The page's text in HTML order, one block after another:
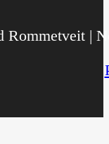
Rommetveit |